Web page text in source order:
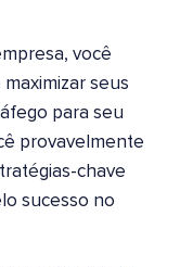
você
seus
para seu
provavelmente
chave
sucesso no